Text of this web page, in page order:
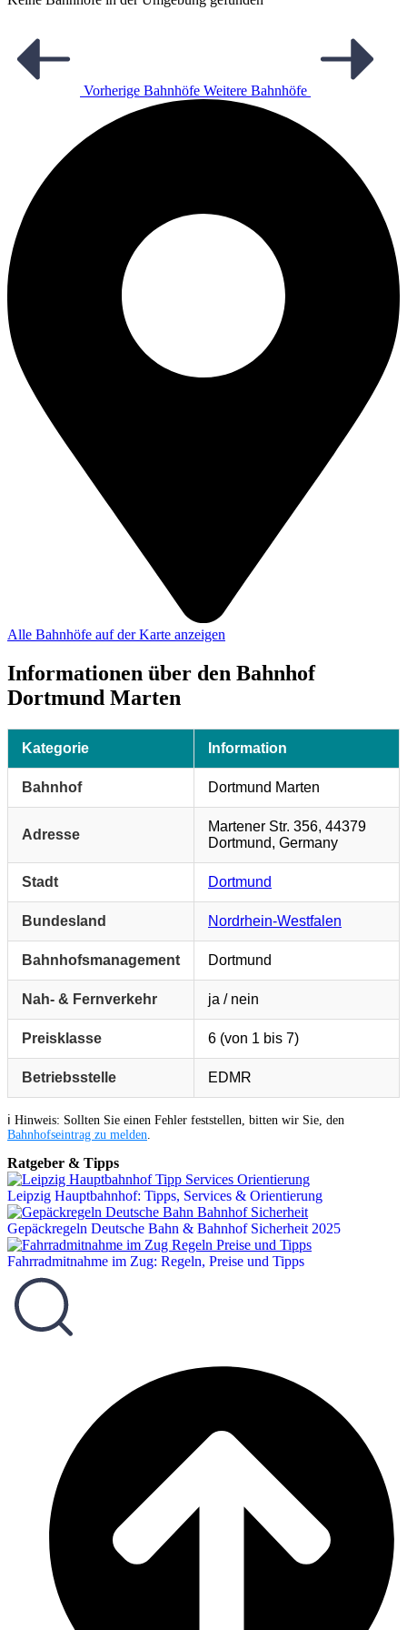
Vorherige Bahnhöfe Weitere Bahnhöfe
Alle Bahnhöfe auf der Karte anzeigen
Informationen über den Bahnhof
Dortmund Marten
Kategorie Information
Bahnhof Dortmund Marten
Adresse
Martener Str. 356, 44379
Dortmund, Germany
Stadt Dortmund
Bundesland Nordrhein-Westfalen
Bahnhofsmanagement Dortmund
Nah- & Fernverkehr ja / nein
Preisklasse 6 (von 1 bis 7)
Betriebsstelle EDMR
ℹ️ Hinweis: Sollten Sie einen Fehler feststellen, bitten wir Sie, den
Bahnhofseintrag zu melden
Ratgeber & Tipps
Leipzig Hauptbahnhof: Tipps, Services & Orientierung
Gepäckregeln Deutsche Bahn & Bahnhof Sicherheit 2025
Fahrradmitnahme im Zug: Regeln, Preise und Tipps